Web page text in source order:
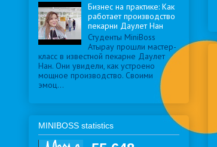
Бизнес на практике: Как
работает производство
пекарни Даулет Нан
Студенты MiniBoss
Атырау прошли мастер-
класс в известной пекарне Даулет
Нан. Они увидели, как устроено
мощное производство. Своими
эмоц...
MINIBOSS statistics